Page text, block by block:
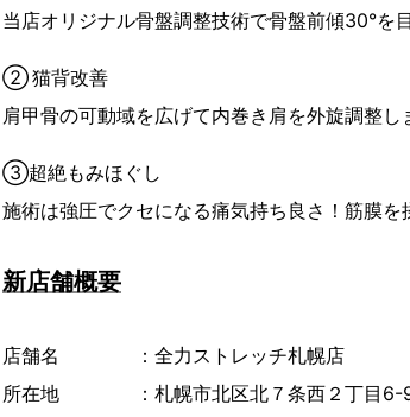
当店オリジナル骨盤調整技術で骨盤前傾30°を
② 猫背改善
肩甲骨の可動域を広げて内巻き肩を外旋調整
③超絶もみほぐし
施術は強圧でクセになる痛気持ち良さ！筋膜を
新店舗概要
店舗名 ：全力ストレッチ札幌店
所在地 ：札幌市北区北７条西２丁目6-